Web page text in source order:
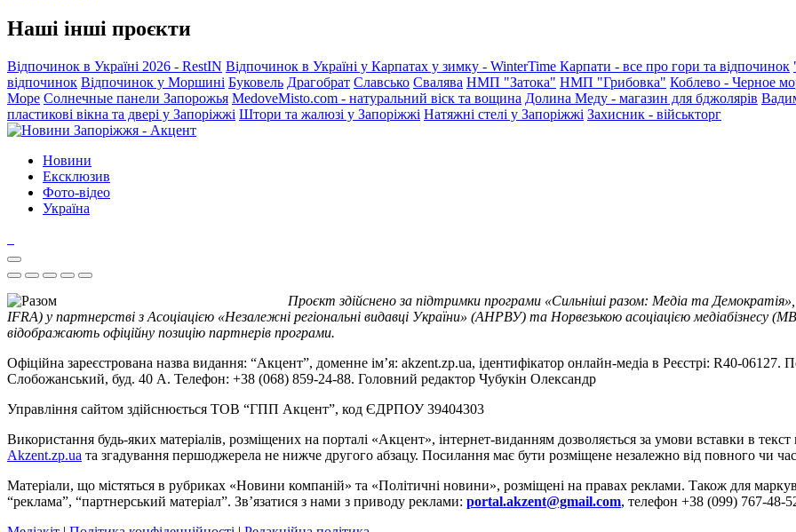
Наші інші проєкти
Відпочинок в Україні 2026 - RestIN Відпочинок в Україні у Карпатах у зимку - WinterTime Карпати - все про гори та відпочинок
відпочинок Відпочинок у Моршині Буковель Драгобрат Славсько Свалява НМП "Затока" НМП "Грибовка" Коблево - Черное
Море Солнечные панели Запорожья MedoveMisto.com - натуральний віск та вощина Долина Меду - магазин для бджолярів
пластикові вікна та двері у Запоріжжі Штори та жалюзі у Запоріжжі Натяжні стелі у Запоріжжі Захисник - військторг
Новини
Ексклюзив
Фото-відео
Україна
Проєкт здійснено за підтримки програми «Сильніші разом: Медіа та
IFRA) у партнерстві з Асоціацією «Незалежні регіональні видавці України» (АНРВУ) та Норвезькою асоціацією медіабізнесу
відображають офіційну позицію партнерів програми.
Офіційна зареєстрована назва видання: “Акцент”, доменне ім’я: akzent.zp.ua, ідентифікатор онлайн-медіа в Реєстрі: R40-
Слобожанський, буд. 40 А. Телефон: +38 (068) 859-24-88. Головний редактор Чубукін Олександр
Управління сайтом здійснюється ТОВ “ГПП Акцент”, код ЄДРПОУ 39404303
Використання будь-яких матеріалів, розміщених на порталі «Акцент», інтернет-виданням дозволяється за умови вставки в
Akzent.zp.ua та згадування першоджерела не нижче другого абзацу. Посилання має бути розміщене незалежно від повного чи
Матеріали, що містяться в рубриках «Новини компаній» та «Політичні новини», розміщені на правах реклами. Також для
“реклама”, “партнерський матеріал”. Зв’язатися з нами з приводу реклами: portal.akzent@gmail.com, телефон +38 (099) 767-48-